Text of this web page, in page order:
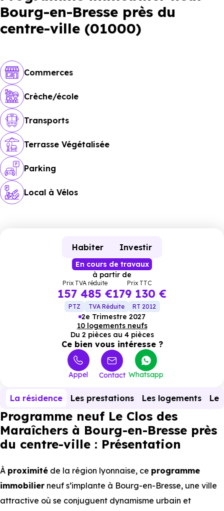
Bourg-en-Bresse près du
centre-ville (01000)
Commerces
Crèche/école
Transports
Terrasse Végétalisée
Parking
Local à Vélos
Habiter Investir
En cours de travaux
à partir de
Prix TVA réduite
157 485 €
Prix TTC
179 130 €
PTZ TVA Réduite RT 2012
2e Trimestre 2027
10 logements neufs
Du 2 pièces au 4 pièces
Ce bien vous intéresse ?
Appel Contact Whatsapp
La résidence Les prestations Les logements Le
Programme neuf Le Clos des
Maraîchers à Bourg-en-Bresse près
du centre-ville : Présentation
À proximité de la région lyonnaise, ce programme
immobilier neuf s’implante à Bourg-en-Bresse, une ville
attractive où se conjuguent dynamisme urbain et